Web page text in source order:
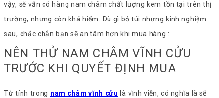
vậy, sẽ vẫn có hàng nam châm chất lượng kém tồn tại trên thị
trường, nhưng còn khá hiếm. Dù gì bỏ túi nhưng kinh nghiệm
sau, chắc chắn bạn sẽ an tâm hơn khi mua hàng :
NÊN THỬ NAM CHÂM VĨNH CỬU
TRƯỚC KHI QUYẾT ĐỊNH MUA
Từ tính trong nam châm vĩnh cửu là vĩnh viễn, có nghĩa là sẽ